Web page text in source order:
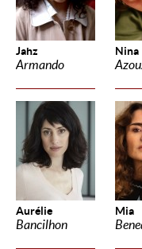
Jahz
Armando
Nina
Aurélie
Bancilhon
Mia